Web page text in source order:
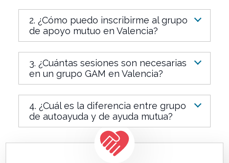
2. ¿Cómo puedo inscribirme al grupo
de apoyo mutuo en Valencia?
3. ¿Cuántas sesiones son necesarias
en un grupo GAM en Valencia?
4. ¿Cuál es la diferencia entre grupo
de autoayuda y de ayuda mutua?